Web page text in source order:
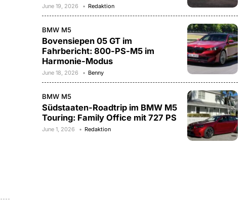
June 19, 2026 Redaktion
BMW M5
Bovensiepen 05 GT im
Fahrbericht: 800-PS-M5 im
Harmonie-Modus
June 18, 2026 Benny
BMW M5
Südstaaten-Roadtrip im BMW M5
Touring: Family Office mit 727 PS
June 1, 2026 Redaktion